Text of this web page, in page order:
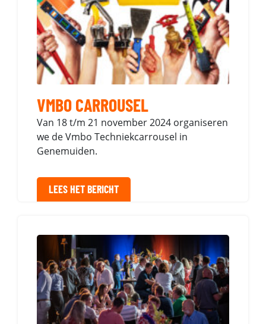
VMBO CARROUSEL
Van 18 t/m 21 november 2024 organiseren
we de Vmbo Techniekcarrousel in
Genemuiden.
LEES HET BERICHT